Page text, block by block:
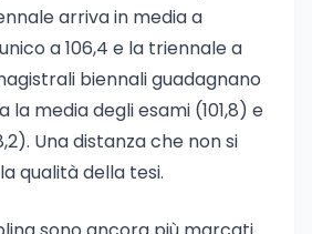
arriva in media a
a 106,4 e la triennale a
biennali guadagnano
media degli esami (101,8) e
Una distanza che non si
qualità della tesi.